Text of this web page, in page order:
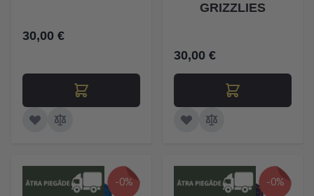
30,00 €
GRIZZLIES
30,00 €
-0% -0%